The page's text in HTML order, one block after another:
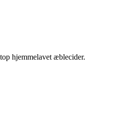
hjemmelavet æblecider.